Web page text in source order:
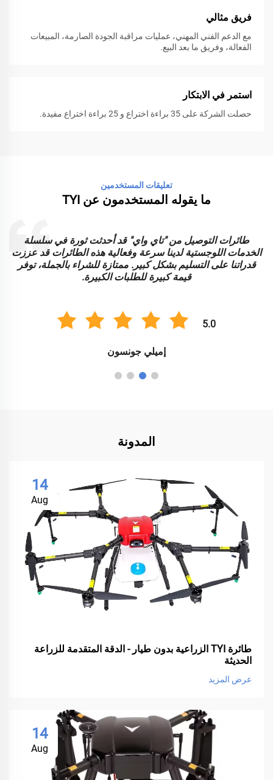
فريق مثالي
مع الدعم الفني المهني، عمليات مراقبة الجودة الصارمة، المبيعات
الفعالة، وفريق ما بعد البيع.
استمر في الابتكار
حصلت الشركة على 35 براءة اختراع و 25 براءة اختراع مفيدة.
تعليقات المستخدمين
ما يقوله المستخدمون عن TYI
طائرات التوصيل من "تاي واي" قد أحدثت ثورة في سلسلة
الخدمات اللوجستية لدينا سرعة وفعالية هذه الطائرات قد عززت
قدراتنا على التسليم بشكل كبير. ممتازة للشراء بالجملة، توفر
قيمة كبيرة للطلبات الكبيرة.
5.0
إميلي جونسون
المدونة
14
Aug
طائرة TYI الزراعية بدون طيار - الدقة المتقدمة للزراعة
الحديثة
عرض المزيد
14
Aug